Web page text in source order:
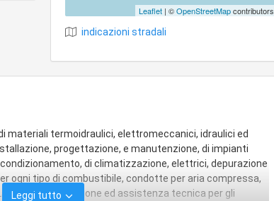
Leaflet| ©OpenStreetMapcontributors
indicazioni stradali
materiali termoidraulici, elettromeccanici, idraulici ed
progettazione, e manutenzione, di impianti
di climatizzazione, elettrici, depurazione
ogni tipo di combustibile, condotte per aria compressa,
di manutenzione ed assistenza tecnica per gli
Leggi tutto